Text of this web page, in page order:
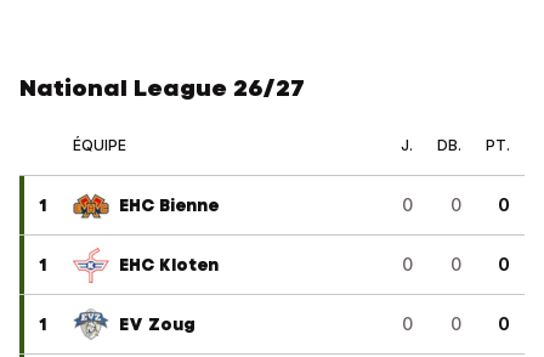
National League 26/27
ÉQUIPE J. DB. PT.
1 EHC Bienne 0 0 0
1 EHC Kloten 0 0 0
1 EV Zoug 0 0 0